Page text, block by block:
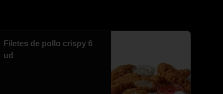
Filetes de pollo crispy 6
ud